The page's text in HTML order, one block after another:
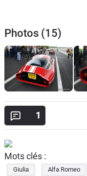
Photos (15)
1
Mots clés :
Giulia Alfa Romeo